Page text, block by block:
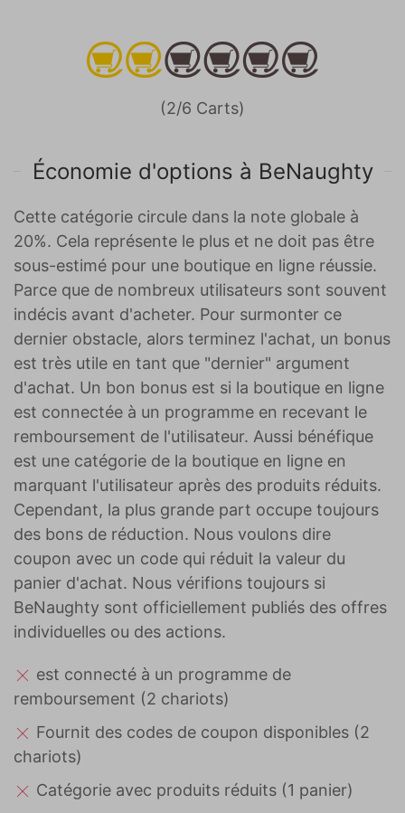
(2/6 Carts)
Économie d'options à BeNaughty
Cette catégorie circule dans la note globale à
20%. Cela représente le plus et ne doit pas être
sous-estimé pour une boutique en ligne réussie.
Parce que de nombreux utilisateurs sont souvent
indécis avant d'acheter. Pour surmonter ce
dernier obstacle, alors terminez l'achat, un bonus
est très utile en tant que "dernier" argument
d'achat. Un bon bonus est si la boutique en ligne
est connectée à un programme en recevant le
remboursement de l'utilisateur. Aussi bénéfique
est une catégorie de la boutique en ligne en
marquant l'utilisateur après des produits réduits.
Cependant, la plus grande part occupe toujours
des bons de réduction. Nous voulons dire
coupon avec un code qui réduit la valeur du
panier d'achat. Nous vérifions toujours si
BeNaughty sont officiellement publiés des offres
individuelles ou des actions.
est connecté à un programme de
remboursement (2 chariots)
Fournit des codes de coupon disponibles (2
chariots)
Catégorie avec produits réduits (1 panier)